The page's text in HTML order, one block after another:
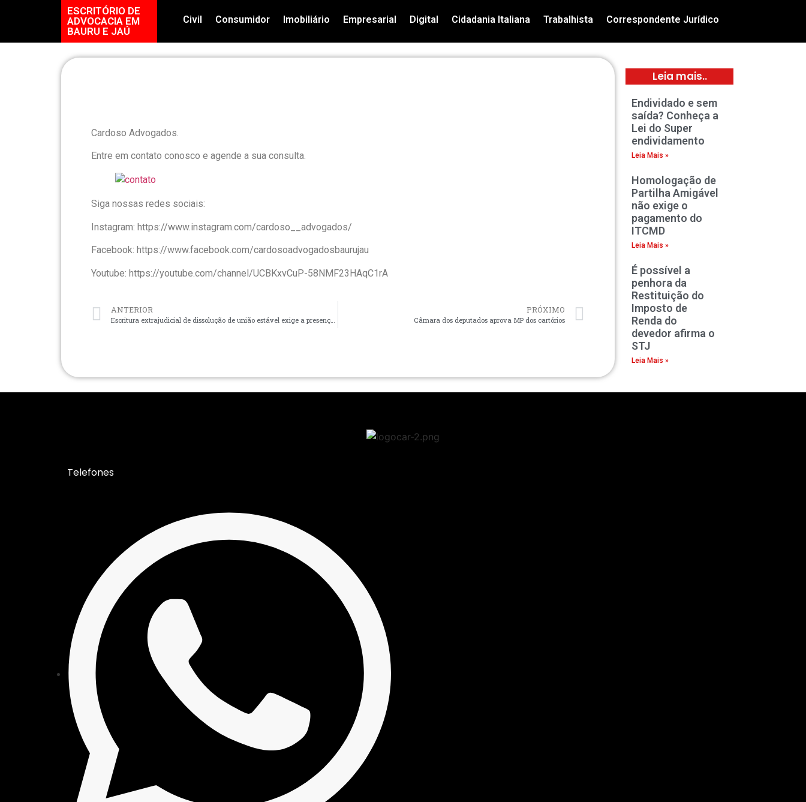
ESCRITÓRIO DE
ADVOCACIA EM
BAURU E JAÚ
Civil Consumidor Imobiliário Empresarial Digital Cidadania Italiana Trabalhista Correspondente Jurídico
Cardoso Advogados.
Entre em contato conosco e agende a sua consulta.
Siga nossas redes sociais:
Instagram: https://www.instagram.com/cardoso__advogados/
Facebook: https://www.facebook.com/cardosoadvogadosbaurujau
Youtube: https://youtube.com/channel/UCBKxvCuP-58NMF23HAqC1rA
ANTERIOR PRÓXIMO
Câmara dos deputados aprova MP dos cartórios
Leia mais..
Endividado e sem
saída? Conheça a
Lei do Super
endividamento
Leia Mais »
Homologação de
Partilha Amigável
não exige o
pagamento do
ITCMD
Leia Mais »
É possível a
penhora da
Restituição do
Imposto de
Renda do
devedor afirma o
STJ
Leia Mais »
Telefones